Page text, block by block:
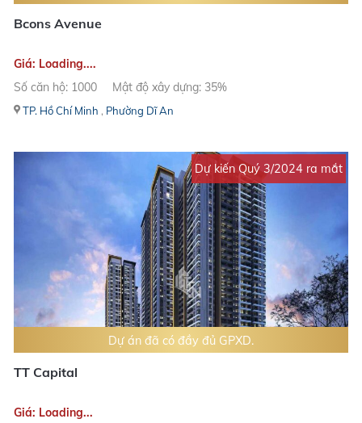
Bcons Avenue
Giá: Loading....
Số căn hộ: 1000
Mật độ xây dựng: 35%
TP. Hồ Chí Minh , Phường Dĩ An
Dự kiến Quý 3/2024 ra mắt
Dự án đã có đầy đủ GPXD.
TT Capital
Giá: Loading...